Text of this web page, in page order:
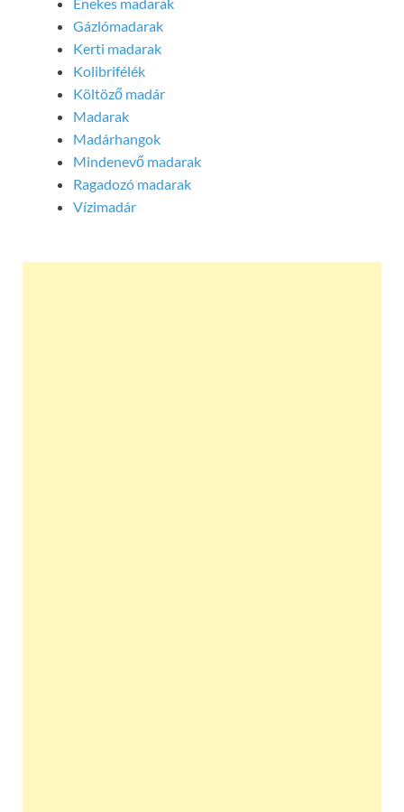
Gázlómadarak
Kerti madarak
Kolibrifélék
Költöző madár
Madarak
Madárhangok
Mindenevő madarak
Ragadozó madarak
Vízimadár